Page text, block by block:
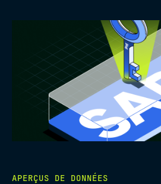
APERÇUS DE DONNÉES